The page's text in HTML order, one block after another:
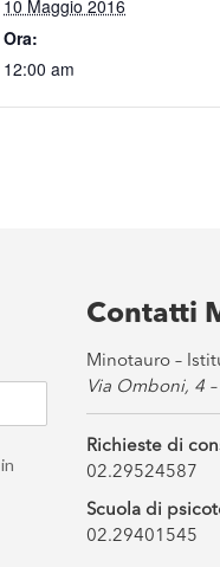
10 Maggio 2016
Ora:
12:00 am
in
Contatti
Minotauro –
Via Omboni, 4
Richieste di
02.29524587
Scuola di
02.29401545